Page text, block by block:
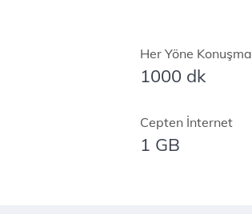
Her Yöne Konuşma
1000 dk
Cepten İnternet
1 GB